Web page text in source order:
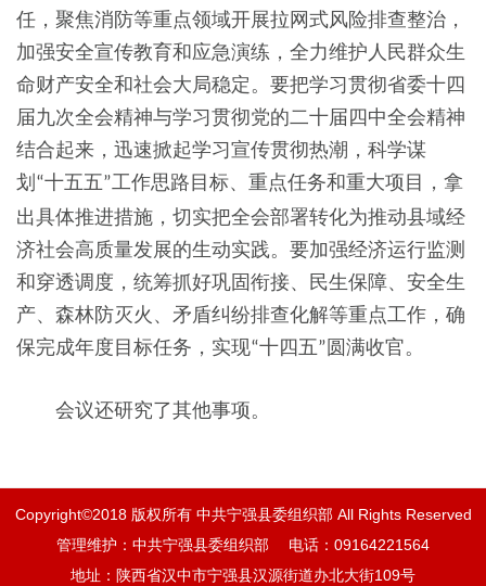
任，聚焦消防等重点领域开展拉网式风险排查整治，
加强安全宣传教育和应急演练，全力维护人民群众生
命财产安全和社会大局稳定。要把学习贯彻省委十四
届九次全会精神与学习贯彻党的二十届四中全会精神
结合起来，迅速掀起学习宣传贯彻热潮，科学谋
划 “十五五”工作思路目标、重点任务和重大项目，拿
出具体推进措施，切实把全会部署转化为推动县域经
济社会高质量发展的生动实践。要加强经济运行监测
和穿透调度，统筹抓好巩固衔接、民生保障、安全生
产、森林防灭火、矛盾纠纷排查化解等重点工作，确
保完成年度目标任务，实现“十四五” 圆满收官。
会议还研究了其他事项。
Copyright©2018 版权所有 中共宁强县委组织部 All Rights Reserved
管理维护：中共宁强县委组织部 电话：09164221564
地址：陕西省汉中市宁强县汉源街道办北大街109号